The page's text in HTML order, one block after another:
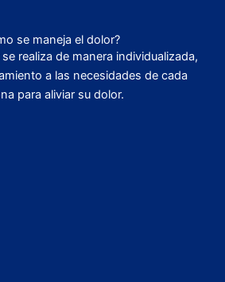
se maneja el dolor?
realiza de manera individualizada,
a las necesidades de cada
para aliviar su dolor.